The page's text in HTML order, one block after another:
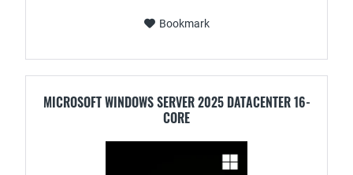
Bookmark
MICROSOFT WINDOWS SERVER 2025 DATACENTER 16-
CORE